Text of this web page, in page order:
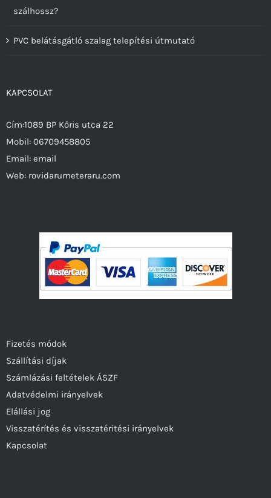
szálhossz?
PVC belátásgátló szalag telepítési útmutató
KAPCSOLAT
Cím:1089 BP Kőris utca 22
Mobil: 06709458805
Email: email
Web: rovidarumeteraru.com
Fizetés módok
Szállítási díjak
Számlázási feltételek ÁSZF
Adatvédelmi irányelvek
Elállási jog
Visszatérítés és visszatéritési irányelvek
Kapcsolat